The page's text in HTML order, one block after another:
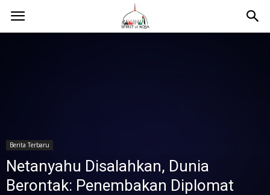
Berita Terbaru
Netanyahu Disalahkan, Dunia
Berontak: Penembakan Diplomat